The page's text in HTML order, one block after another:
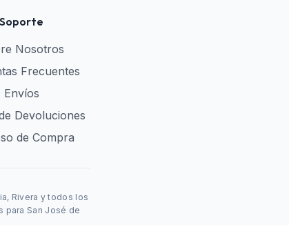
Soporte
Nosotros
Frecuentes
Envíos
Devoluciones
de Compra
Rivera y todos los
para San José de